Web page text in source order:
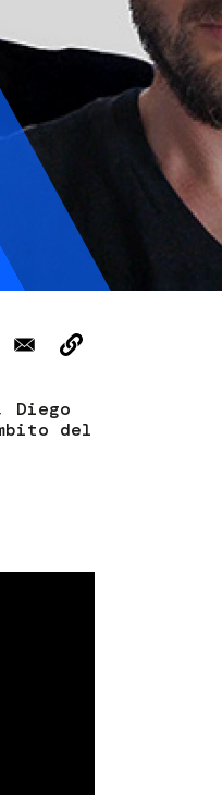
e accessibilitàBiglietti
Diego
del